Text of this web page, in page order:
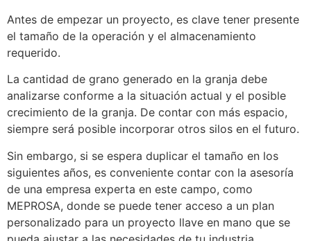
Antes de empezar un proyecto, es clave tener presente
el tamaño de la operación y el almacenamiento
requerido.
La cantidad de grano generado en la granja debe
analizarse conforme a la situación actual y el posible
crecimiento de la granja. De contar con más espacio,
siempre será posible incorporar otros silos en el futuro.
Sin embargo, si se espera duplicar el tamaño en los
siguientes años, es conveniente contar con la asesoría
de una empresa experta en este campo, como
MEPROSA, donde se puede tener acceso a un plan
personalizado para un proyecto llave en mano que se